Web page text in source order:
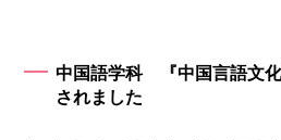
中国語学科 『中国言語文
されました